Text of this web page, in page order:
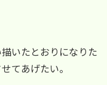
いたとおりになりた
てあげたい。